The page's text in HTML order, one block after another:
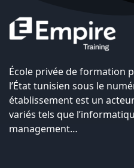
École privée de formation
l’État tunisien sous le
établissement est un
variés tels que
management…